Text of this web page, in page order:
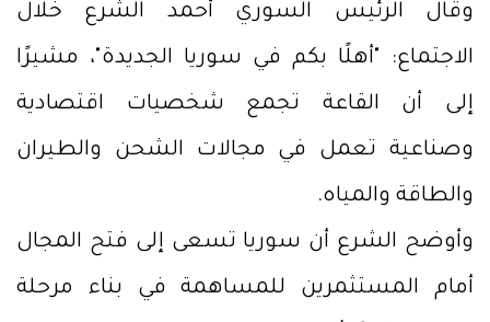
وقال الرئيس السوري أحمد الشرع خلال
الاجتماع: "أهلًا بكم في سوريا الجديدة"، مشيرًا
إلى أن القاعة تجمع شخصيات اقتصادية
وصناعية تعمل في مجالات الشحن والطيران
والطاقة والمياه.
وأوضح الشرع أن سوريا تسعى إلى فتح المجال
أمام المستثمرين للمساهمة في بناء مرحلة